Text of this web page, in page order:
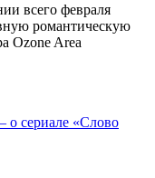
всего февраля
романтическую
Ozone Area
сериале «Слово